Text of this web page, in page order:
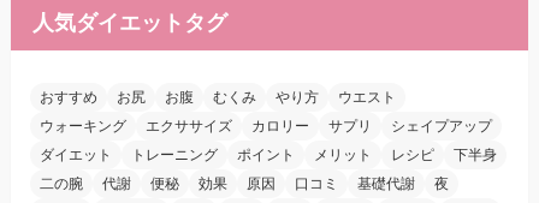
人気ダイエットタグ
おすすめ お尻 お腹 むくみ やり方
ウエスト
ウォーキング
エクササイズ カロリー サプリ
シェイプアップ
ダイエット
トレーニング ポイント メリット レシピ
下半身
二の腕
代謝 便秘 効果 原因 口コミ 基礎代謝
夜